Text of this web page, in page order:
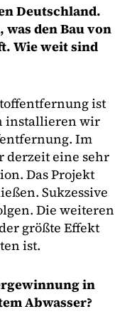
Deutschland.
den Bau von
Wie weit sind
ist
installieren wir
Im
derzeit eine sehr
Das Projekt
Sukzessive
Die weiteren
größte Effekt
ist.
in
Abwasser?